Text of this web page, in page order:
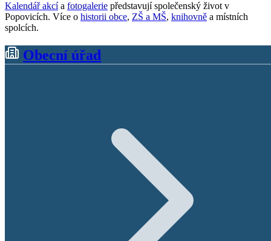
Kalendář akcía fotogalerie představují společenský život v
Popovicích. Více o historii obce, ZŠ a MŠ, knihovně a místních
spolcích.
Obecní úřad